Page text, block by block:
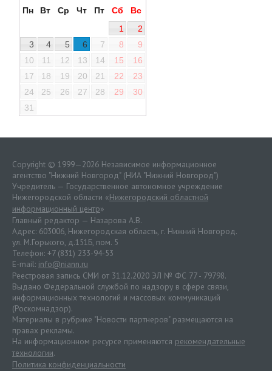
Пн Вт Ср Чт Пт Сб
Вс
1
2
3
4 5 6 7 8
9
10
11 12 13 14 15
16
17
18 19 20 21 22
23
24
25 26 27 28 29
30
31
Copyright © 1999—2026 Независимое информационное
агентство "Нижний Новгород" (НИА "Нижний Новгород")
Учредитель — Государственное автономное учреждение
Нижегородской области «Нижегородский областной
информационный центр»
Главный редактор — Назарова А.В.
Адрес: 603006, Нижегородская область, г. Нижний Новгород.
ул. М.Горького, д.151Б, пом. 5
Телефон: +7 (831) 233-94-53
E-mail: info@niann.ru
Реестровая запись СМИ от 31.12.2020 ЭЛ № ФС 77 - 79798.
Выдано Федеральной службой по надзору в сфере связи,
информационных технологий и массовых коммуникаций
(Роскомнадзор).
Материалы в рубрике "Новости партнеров" размещаются на
правах рекламы.
На информационном ресурсе применяются рекомендательные
технологии.
Политика конфиденциальности